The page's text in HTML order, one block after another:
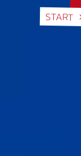
START